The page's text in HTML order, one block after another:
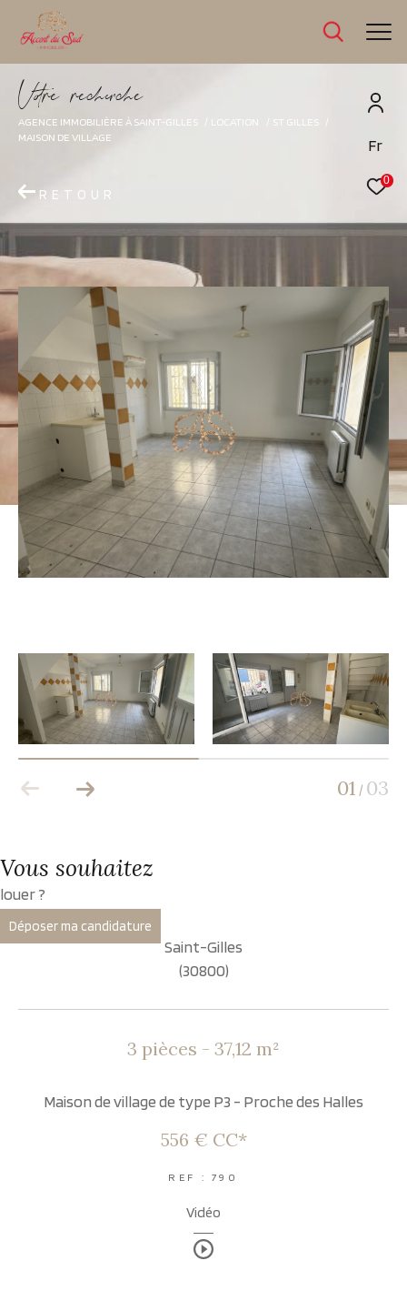
Fr
0
Vore recece
AGENCE IMMOBILIÈRE À SAINT-GILLES LOCATION
ST GILLES
MAISON DE VILLAGE
RETOUR
01 / 03
vous souhaitez
louer ?
Déposer ma candidature
Saint-Gilles
(30800)
3 pièces - 37,12 m²
Maison de village de type P3 - Proche des Halles
556 € CC*
REF : 790
Vidéo